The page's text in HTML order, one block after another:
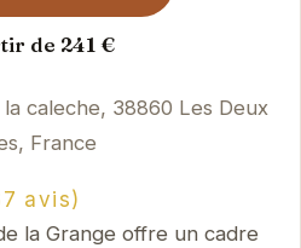
de 241 €
caleche, 38860 Les Deux
France
avis)
la Grange offre un cadre